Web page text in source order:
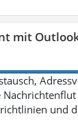
mit
und